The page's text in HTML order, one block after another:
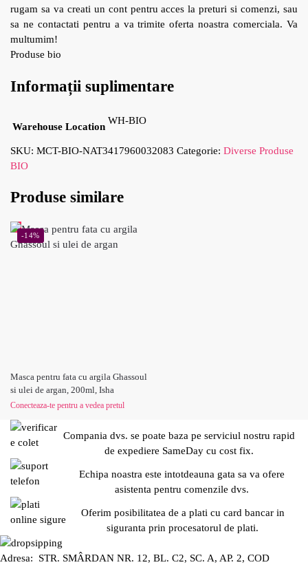
rugam sa va creati un cont pentru acces la preturi si comenzi, sau
sa ne contactati pentru a va trimite oferta noastra comerciala. Va
multumim!
Produse bio
Informații suplimentare
Warehouse Location
WH-BIO
SKU: MCT-BIO-NAT3417960032083 Categorie: Diverse Produse
BIO
Produse similare
-14%
Masca pentru fata cu argila Ghassoul
si ulei de argan, 200ml, Isha
Conecteaza-te pentru a vedea pretul
Compania dvs. se poate baza pe serviciul nostru rapid
de expediere SameDay cu cost fix.
Echipa noastra este intotdeauna gata sa va ofere
asistenta pentru comenzile dvs.
Oferim posibilitatea de a plati cu card bancar in
siguranta prin procesatorul de plati.
Adresa: STR. SMÂRDAN NR. 12, BL. C2, SC. A, AP. 2, COD